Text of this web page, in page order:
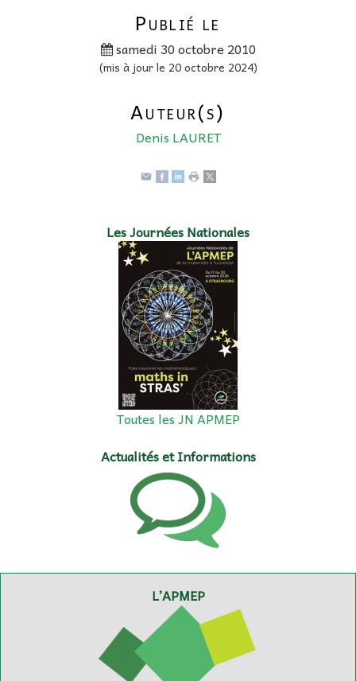
Publié le
samedi 30 octobre 2010
(mis à jour le 20 octobre 2024)
Auteur(s)
Denis LAURET
Les Journées Nationales
Toutes les JN APMEP
Actualités et Informations
L’APMEP